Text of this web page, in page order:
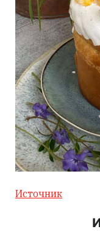
Источник